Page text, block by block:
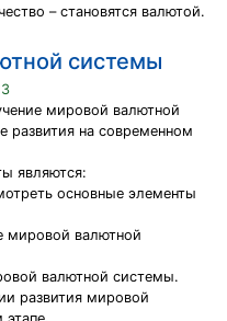
– становятся валютой.
системы
мировой валютной
на современном
являются:
основные элементы
мировой валютной
валютной системы.
развития мировой